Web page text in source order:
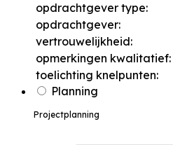
opdrachtgever type:
opdrachtgever:
vertrouwelijkheid:
opmerkingen kwalitatief:
toelichting knelpunten:
Planning
Projectplanning